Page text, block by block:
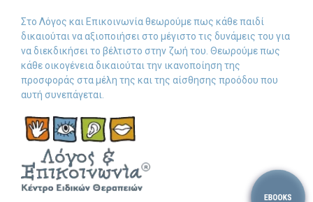
-- Διαταραχές
Δωρεάν Υλικό
-- Ασκήσεις
-- Ebooks
-- Τεστ Ανίχνευσης
Επικοινωνία
Στο Λόγος και Επικοινωνία θεωρούμε πως κάθε παιδί
δικαιούται να αξιοποιήσει στο μέγιστο τις δυνάμεις του για
να διεκδικήσει το βέλτιστο στην ζωή του. Θεωρούμε πως
κάθε οικογένεια δικαιούται την ικανοποίηση της
προσφοράς στα μέλη της και της αίσθησης προόδου που
αυτή συνεπάγεται.